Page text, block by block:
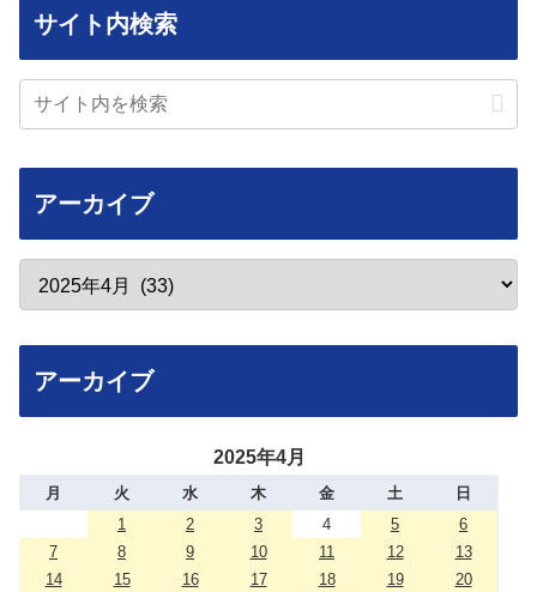
サイト内検索
アーカイブ
アーカイブ
2025年4月
月 火 水 木 金 土
日
1
2 3 4 5
6
7
8 9 10 11 12
13
14
15 16 17 18 19
20